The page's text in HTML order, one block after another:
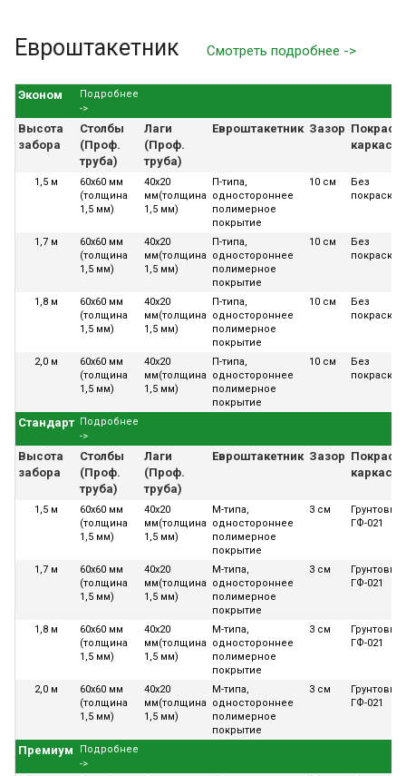
Евроштакетник Смотреть подробнее ->
Эконом
Подробнее
->
Высота
забора
Столбы
(Проф.
труба)
Лаги
(Проф.
труба)
Евроштакетник Зазор
каркаса
1,5 м
60х60 мм
(толщина
1,5 мм)
40х20
мм(толщина
1,5 мм)
П-типа,
одностороннее
полимерное
покрытие
10 см
Без
покраски
1,7 м
60х60 мм
(толщина
1,5 мм)
40х20
мм(толщина
1,5 мм)
П-типа,
одностороннее
полимерное
покрытие
10 см
Без
покраски
1,8 м
60х60 мм
(толщина
1,5 мм)
40х20
мм(толщина
1,5 мм)
П-типа,
одностороннее
полимерное
покрытие
10 см
Без
покраски
2,0 м
60х60 мм
(толщина
1,5 мм)
40х20
мм(толщина
1,5 мм)
П-типа,
одностороннее
полимерное
покрытие
10 см
Без
покраски
Стандарт
Подробнее
->
Высота
забора
Столбы
(Проф.
труба)
Лаги
(Проф.
труба)
Евроштакетник Зазор
каркаса
1,5 м
60х60 мм
(толщина
1,5 мм)
40х20
мм(толщина
1,5 мм)
М-типа,
одностороннее
полимерное
покрытие
3 см
Грунтовка
ГФ-021
1,7 м
60х60 мм
(толщина
1,5 мм)
40х20
мм(толщина
1,5 мм)
М-типа,
одностороннее
полимерное
покрытие
3 см
Грунтовка
ГФ-021
1,8 м
60х60 мм
(толщина
1,5 мм)
40х20
мм(толщина
1,5 мм)
М-типа,
одностороннее
полимерное
покрытие
3 см
Грунтовка
ГФ-021
2,0 м
60х60 мм
(толщина
1,5 мм)
40х20
мм(толщина
1,5 мм)
М-типа,
одностороннее
полимерное
покрытие
3 см
Грунтовка
ГФ-021
Премиум
Подробнее
->